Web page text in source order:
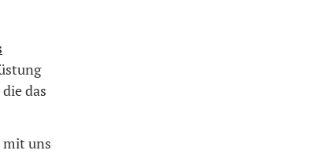
das
mit uns